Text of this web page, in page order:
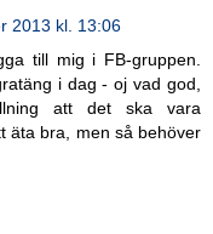
2013 kl. 13:06
till mig i FB-gruppen.
i dag - oj vad god,
att det ska vara
äta bra, men så behöver